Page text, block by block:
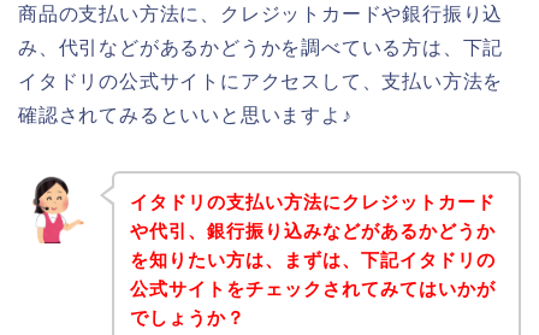
商品の支払い方法に、クレジットカードや銀行振り込
み、代引などがあるかどうかを調べている方は、下記
イタドリの公式サイトにアクセスして、支払い方法を
確認されてみるといいと思いますよ♪
イタドリの支払い方法にクレジットカード
や代引、銀行振り込みなどがあるかどうか
を知りたい方は、まずは、下記イタドリの
公式サイトをチェックされてみてはいかが
でしょうか？